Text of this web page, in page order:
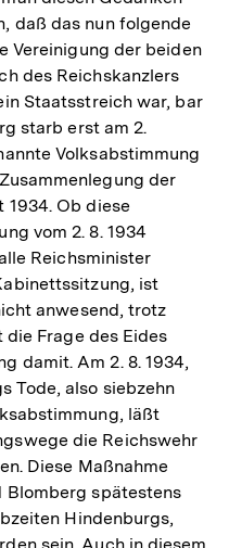
daß das nun folgende
Vereinigung der beiden
des Reichskanzlers
Staatsstreich war, bar
starb erst am 2.
Volksabstimmung
der
1934. Ob diese
vom 2. 8. 1934
Reichsminister
ist
anwesend, trotz
Frage des Eides
damit. Am 2. 8. 1934,
Tode, also siebzehn
läßt
die Reichswehr
Diese Maßnahme
Blomberg spätestens
Hindenburgs,
sein. Auch in diesem